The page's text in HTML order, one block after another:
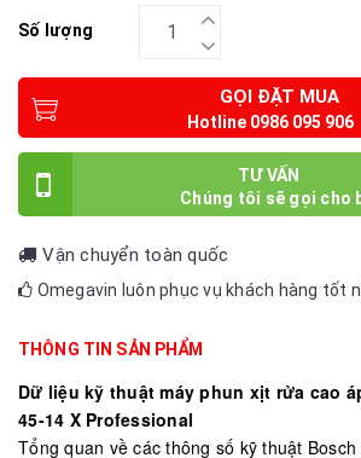
Số lượng
GỌI ĐẶT MUA
TƯ VẤN
Vận chuyển toàn quốc
Omegavin luôn phục vụ khách hàng tốt
THÔNG TIN SẢN PHẨM
Dữ liệu kỹ thuật máy phun xịt rửa cao
45-14 X Professional
Tổng quan về các thông số kỹ thuật